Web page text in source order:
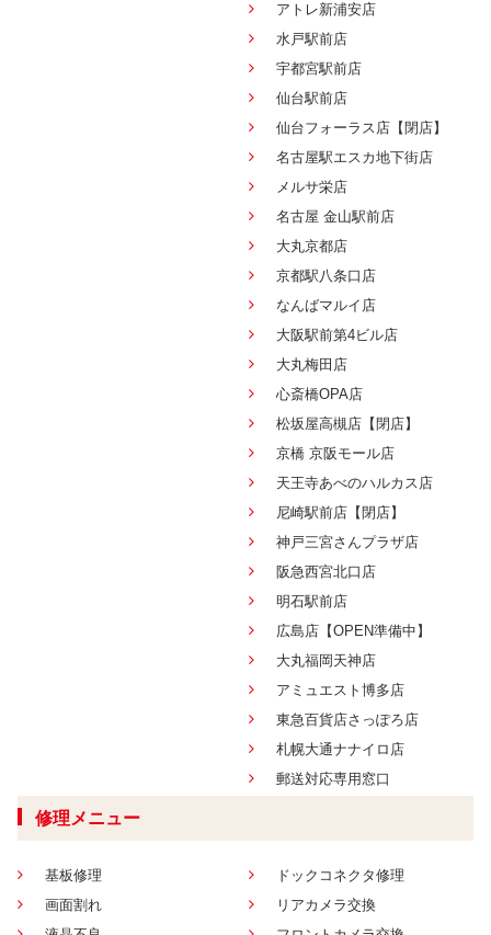
アトレ新浦安店
水戸駅前店
宇都宮駅前店
仙台駅前店
仙台フォーラス店【閉店】
名古屋駅エスカ地下街店
メルサ栄店
名古屋 金山駅前店
大丸京都店
京都駅八条口店
なんばマルイ店
大阪駅前第4ビル店
大丸梅田店
心斎橋OPA店
松坂屋高槻店【閉店】
京橋 京阪モール店
天王寺あべのハルカス店
尼崎駅前店【閉店】
神戸三宮さんプラザ店
阪急西宮北口店
明石駅前店
広島店【OPEN準備中】
大丸福岡天神店
アミュエスト博多店
東急百貨店さっぽろ店
札幌大通ナナイロ店
郵送対応専用窓口
修理メニュー
基板修理
画面割れ
ドックコネクタ修理
リアカメラ交換